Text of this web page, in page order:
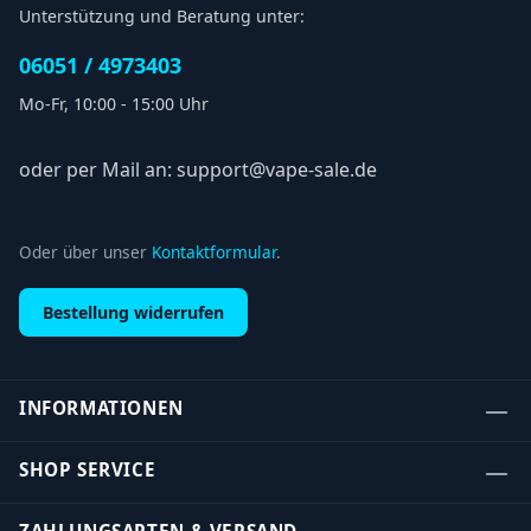
Unterstützung und Beratung unter:
06051 / 4973403
Mo-Fr, 10:00 - 15:00 Uhr
oder per Mail an: support@vape-sale.de
Oder über unser Kontaktformular.
Bestellung widerrufen
INFORMATIONEN
SHOP SERVICE